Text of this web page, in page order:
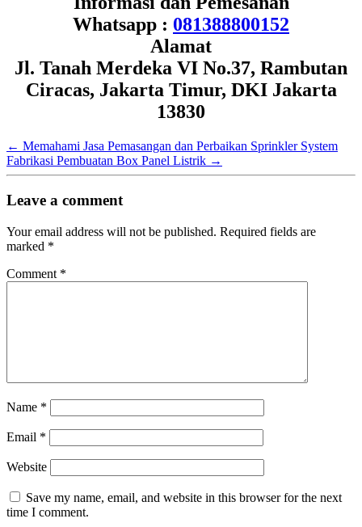
Whatsapp : 081388800152
Alamat
Jl. Tanah Merdeka VI No.37, Rambutan
Ciracas, Jakarta Timur, DKI Jakarta
13830
← Memahami Jasa Pemasangan dan Perbaikan Sprinkler System
Fabrikasi Pembuatan Box Panel Listrik →
Leave a comment
Your email address will not be published. Required fields are
marked *
Comment *
Name *
Email *
Website
Save my name, email, and website in this browser for the next
time I comment.